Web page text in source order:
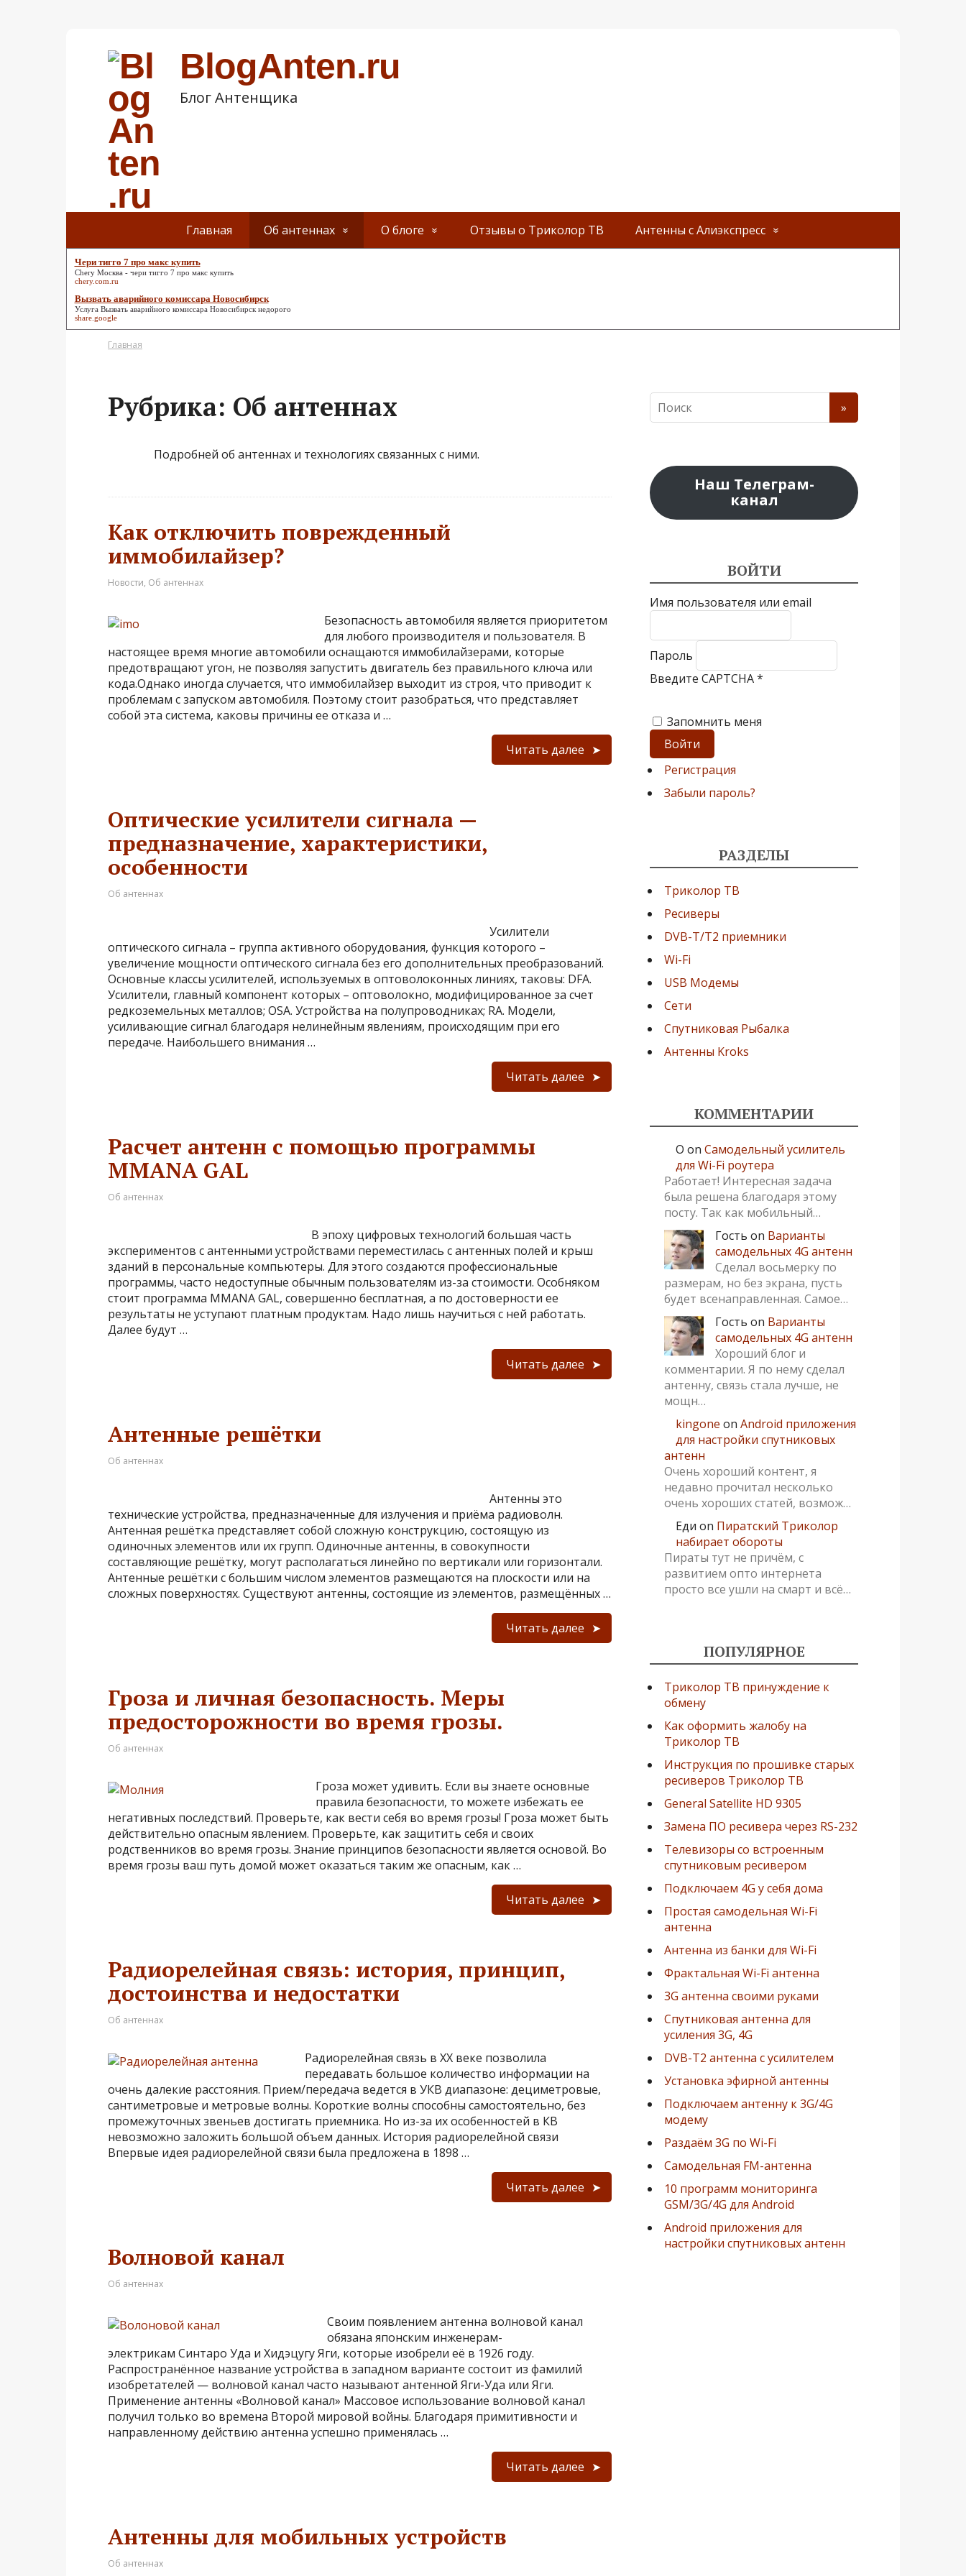
BlogAnten.ru
Блог Антенщика
Главная Об антеннах О блоге Отзывы о Триколор ТВ Антенны с Алиэкспресс
Чери тигго 7 про макс купить
Chery Москва - чери тигго 7 про макс купить
chery.com.ru
Вызвать аварийного комиссара Новосибирск
Услуга Вызвать аварийного комиссара Новосибирскнедорого
share.google
Главная
Рубрика: Об антеннах
Подробней об антеннах и технологиях связанных с ними.
Как отключить поврежденный
иммобилайзер?
Новости, Об антеннах
Безопасность автомобиля является приоритетом
для любого производителя и пользователя. В
настоящее время многие автомобили оснащаются иммобилайзерами, которые
предотвращают угон, не позволяя запустить двигатель без правильного ключа или
кода.Однако иногда случается, что иммобилайзер выходит из строя, что приводит к
проблемам с запуском автомобиля. Поэтому стоит разобраться, что представляет
собой эта система, каковы причины ее отказа и …
Читать далее
Оптические усилители сигнала —
предназначение, характеристики,
особенности
Об антеннах
Усилители
оптического сигнала – группа активного оборудования, функция которого –
увеличение мощности оптического сигнала без его дополнительных преобразований.
Основные классы усилителей, используемых в оптоволоконных линиях, таковы: DFA.
Усилители, главный компонент которых – оптоволокно, модифицированное за счет
редкоземельных металлов; OSA. Устройства на полупроводниках; RA. Модели,
усиливающие сигнал благодаря нелинейным явлениям, происходящим при его
передаче. Наибольшего внимания …
Читать далее
Расчет антенн с помощью программы
MMANA GAL
Об антеннах
В эпоху цифровых технологий большая часть
экспериментов с антенными устройствами переместилась с антенных полей и крыш
зданий в персональные компьютеры. Для этого создаются профессиональные
программы, часто недоступные обычным пользователям из-за стоимости. Особняком
стоит программа MMANA GAL, совершенно бесплатная, а по достоверности ее
результаты не уступают платным продуктам. Надо лишь научиться с ней работать.
Далее будут …
Читать далее
Антенные решётки
Об антеннах
Антенны это
технические устройства, предназначенные для излучения и приёма радиоволн.
Антенная решётка представляет собой сложную конструкцию, состоящую из
одиночных элементов или их групп. Одиночные антенны, в совокупности
составляющие решётку, могут располагаться линейно по вертикали или горизонтали.
Антенные решётки с большим числом элементов размещаются на плоскости или на
сложных поверхностях. Существуют антенны, состоящие из элементов, размещённых …
Читать далее
Гроза и личная безопасность. Меры
предосторожности во время грозы.
Об антеннах
Гроза может удивить. Если вы знаете основные
правила безопасности, то можете избежать ее
негативных последствий. Проверьте, как вести себя во время грозы! Гроза может быть
действительно опасным явлением. Проверьте, как защитить себя и своих
родственников во время грозы. Знание принципов безопасности является основой. Во
время грозы ваш путь домой может оказаться таким же опасным, как …
Читать далее
Радиорелейная связь: история, принцип,
достоинства и недостатки
Об антеннах
Радиорелейная связь в ХХ веке позволила
передавать большое количество информации на
очень далекие расстояния. Прием/передача ведется в УКВ диапазоне: дециметровые,
сантиметровые и метровые волны. Короткие волны способны самостоятельно, без
промежуточных звеньев достигать приемника. Но из-за их особенностей в КВ
невозможно заложить большой объем данных. История радиорелейной связи
Впервые идея радиорелейной связи была предложена в 1898 …
Читать далее
Волновой канал
Об антеннах
Своим появлением антенна волновой канал
обязана японским инженерам-
электрикам Синтаро Уда и Хидэцугу Яги, которые изобрели её в 1926 году.
Распространённое название устройства в западном варианте состоит из фамилий
изобретателей — волновой канал часто называют антенной Яги-Уда или Яги.
Применение антенны «Волновой канал» Массовое использование волновой канал
получил только во времена Второй мировой войны. Благодаря примитивности и
направленному действию антенна успешно применялась …
Читать далее
Антенны для мобильных устройств
Об антеннах
Наш Телеграм-
канал
ВОЙТИ
Имя пользователя или email
Пароль
Введите CAPTCHA*
Запомнить меня
Войти
Регистрация
Забыли пароль?
РАЗДЕЛЫ
Триколор ТВ
Ресиверы
DVB-T/T2 приемники
Wi-Fi
USB Модемы
Сети
Спутниковая Рыбалка
Антенны Kroks
КОММЕНТАРИИ
О on Самодельный усилитель
для Wi-Fi роутера
Работает! Интересная задача
была решена благодаря этому
посту. Так как мобильный…
Гость on Варианты
самодельных 4G антенн
Сделал восьмерку по
размерам, но без экрана, пусть
будет всенаправленная. Самое…
Гость on Варианты
самодельных 4G антенн
Хороший блог и
комментарии. Я по нему сделал
антенну, связь стала лучше, не
мощн…
kingone on Android приложения
для настройки спутниковых
антенн
Очень хороший контент, я
недавно прочитал несколько
очень хороших статей, возмож…
Еди on Пиратский Триколор
набирает обороты
Пираты тут не причём, с
развитием опто интернета
просто все ушли на смарт и всё…
ПОПУЛЯРНОЕ
Триколор ТВ принуждение к
обмену
Как оформить жалобу на
Триколор ТВ
Инструкция по прошивке старых
ресиверов Триколор ТВ
General Satellite HD 9305
Замена ПО ресивера через RS-232
Телевизоры со встроенным
спутниковым ресивером
Подключаем 4G у себя дома
Простая самодельная Wi-Fi
антенна
Антенна из банки для Wi-Fi
Фрактальная Wi-Fi антенна
3G антенна своими руками
Спутниковая антенна для
усиления 3G, 4G
DVB-T2 антенна с усилителем
Установка эфирной антенны
Подключаем антенну к 3G/4G
модему
Раздаём 3G по Wi-Fi
Самодельная FM-антенна
10 программ мониторинга
GSM/3G/4G для Android
Android приложения для
настройки спутниковых антенн